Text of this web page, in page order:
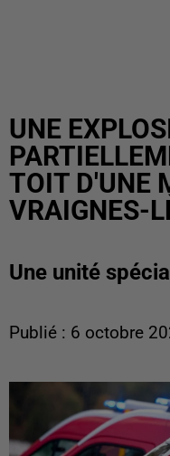
UNE
TOIT D'UNE
VRAIGNES-
Une unité
Publié : 6 octobre